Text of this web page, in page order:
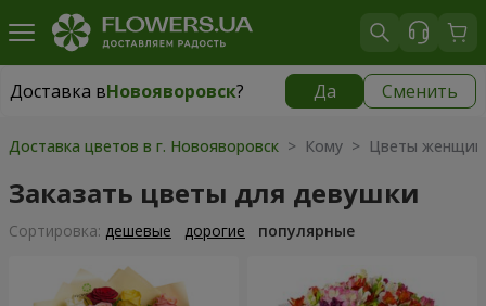
Доставка вНовояворовск? Да Сменить
Доставка вНовояворовск|
Доставка цветов в г. Новояворовск > Кому > Цветы
Заказать цветы для девушки
Cортировка: дешевые дорогие популярные